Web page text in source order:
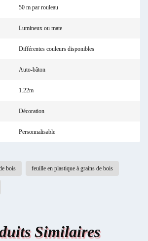
50 m par rouleau
Lumineux ou mate
Différentes couleurs disponibles
Auto-bâton
1.22m
Décoration
Personnalisable
bois feuille en plastique à grains de bois
Similaires